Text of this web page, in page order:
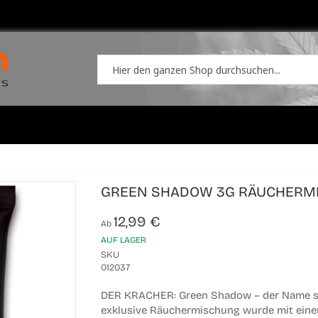
GREEN SHADOW 3G
Ab 12,99 €
AUF LAGER
SKU
012037
DER KRACHER: Green Shadow – der
exklusive Räuchermischung wurde mit